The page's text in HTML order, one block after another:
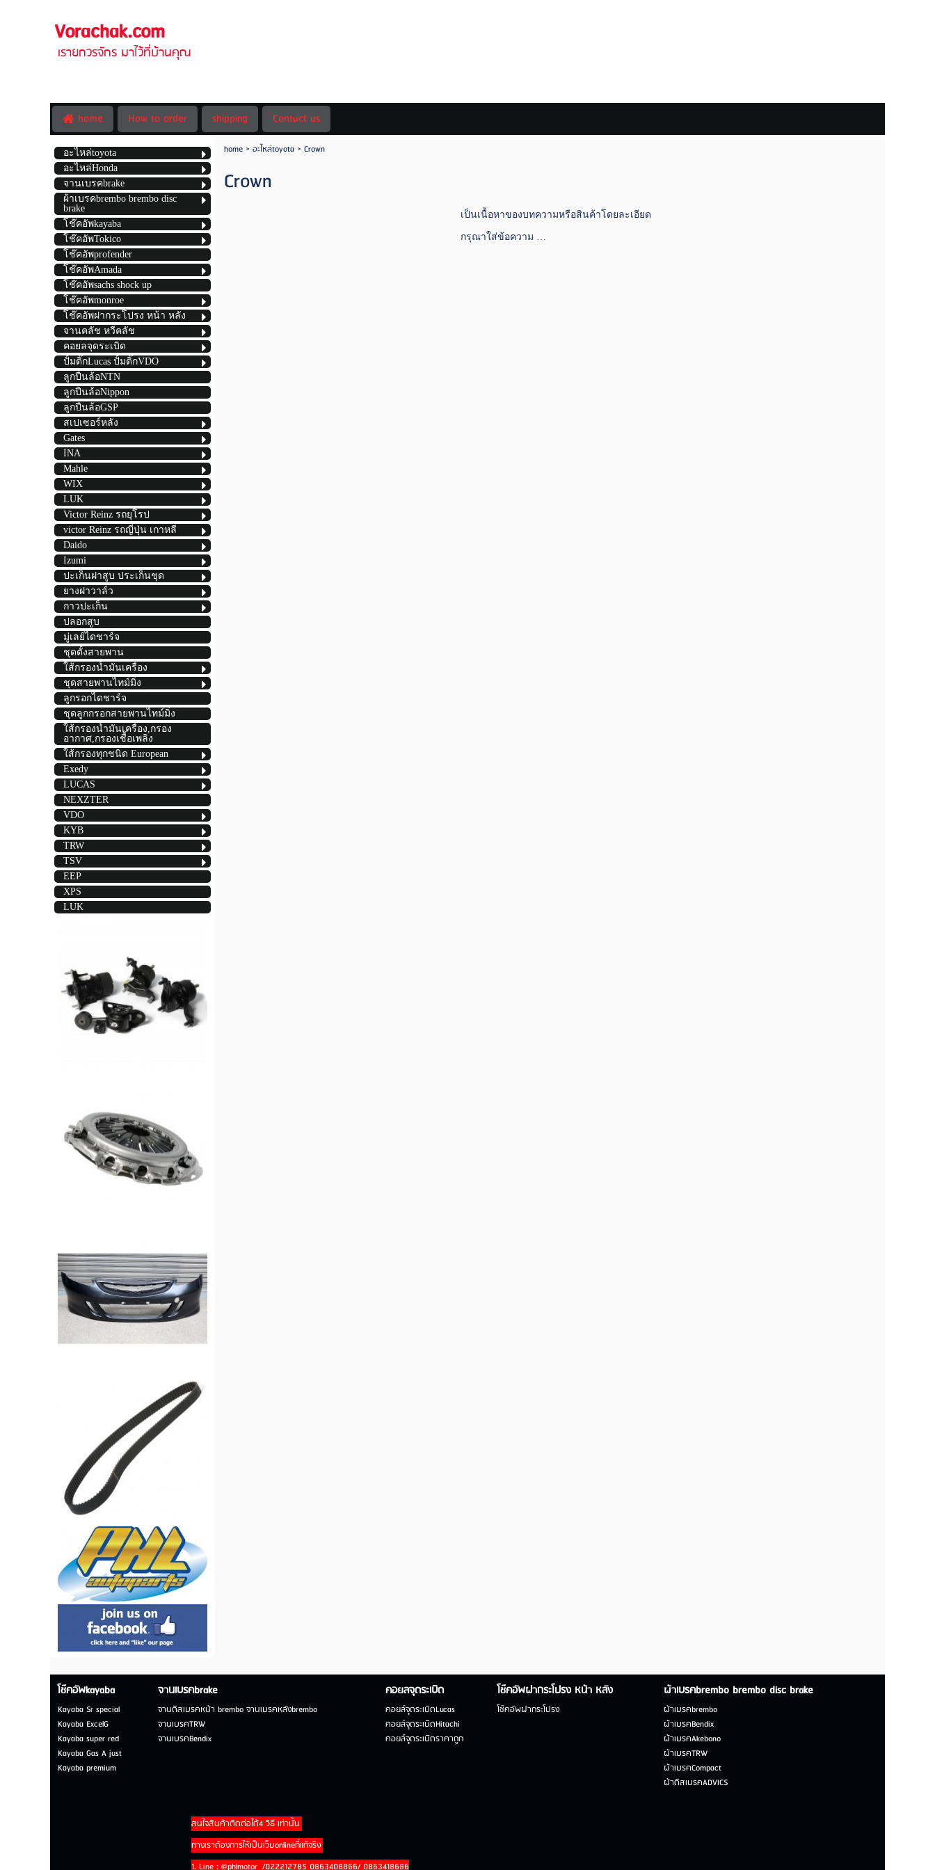
Vorachak.com
เรายกวรจักร มาไว้ที่บ้านคุณ
home How to order shipping Contact us
อะไหล่toyota
อะไหล่Honda
จานเบรคbrake
ผ้าเบรคbrembo brembo disc
brake
โช๊คอัพkayaba
โช๊คอัพTokico
โช๊คอัพprofender
โช๊คอัพAmada
โช๊คอัพsachs shock up
โช๊คอัพmonroe
โช๊คอัพฝากระโปรง หน้า หลัง
จานคลัช หวีคลัช
คอยลจุดระเบิด
ปั้มติ๊กLucas ปั้มติ๊กVDO
ลูกปืนล้อNTN
ลูกปืนล้อNippon
ลูกปืนล้อGSP
สเปเซอร์หลัง
Gates
INA
Mahle
WIX
LUK
Victor Reinz รถยุโรป
victor Reinz รถญี่ปุ่น เกาหลี
Daido
Izumi
ปะเก็นฝาสูบ ประเก็นชุด
ยางฝาวาล์ว
กาวปะเก็น
ปลอกสูบ
มู่เลย์ไดชาร์จ
ชุดตั้งสายพาน
ใส้กรองน้ำมันเครื่อง
ชุดสายพานไทม์มิ่ง
ลูกรอกไดชาร์จ
ชุดลูกกรอกสายพานไทม์มิ่ง
ใส้กรองน้ำมันเครื่อง,กรอง
อากาศ,กรองเชื้อเพลิง
ใส้กรองทุกชนิด European
Exedy
LUCAS
NEXZTER
VDO
KYB
TRW
TSV
EEP
XPS
LUK
home> อะไหล่toyota> Crown
Crown
เป็นเนื้อหาของบทความหรือสินค้าโดยละเอียด
กรุณาใส่ข้อความ …
โช๊คอัพkayaba
Kayaba Sr special
Kayaba ExcelG
Kayaba super red
Kayaba Gas A just
Kayaba premium
จานเบรคbrake
จานดิสเบรคหน้า brembo จานเบรคหลังbrembo
จานเบรคTRW
จานเบรคBendix
คอยลจุดระเบิด
คอยล์จุดระเบิดLucas
คอยล์จุดระเบิดHitachi
คอยล์จุดระเบิดราคาถูก
โช๊คอัพฝากระโปรง หน้า หลัง
โช๊คอัพฝากระโปรง
ผ้าเบรคbrembo brembo disc brake
ผ้าเบรคbrembo
ผ้าเบรคBendix
ผ้าเบรคAkebono
ผ้าเบรคTRW
ผ้าเบรคCompact
ผ้าดิสเบรคADVICS
สนใจสินค้าติดต่อได้4 วิธี เท่านั้น
ทางเราต้องการให้เป็นเว็บonlineที่แท้จริง
1. Line : @phlmotor /022212785 0863408866/ 0863418686